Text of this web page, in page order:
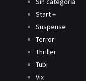
Start +
Suspense
Terror
Thriller
Tubi
Vix